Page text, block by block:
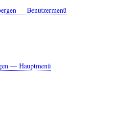
— Benutzermenü
— Hauptmenü